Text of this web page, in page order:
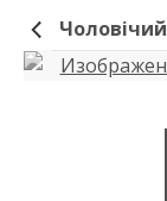
Чоловічий